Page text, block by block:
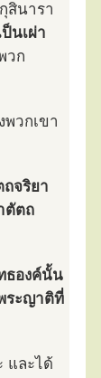
สินารา
นเผ่า
วก
วกเขา
จริยา
ตัตถ
ธองค์นั้น
ระญาติที่
และได้